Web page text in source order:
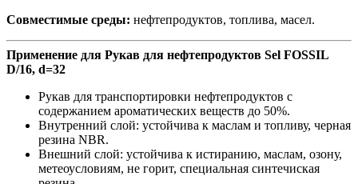
Совместимые среды: нефтепродуктов, топлива, масел.
Применение для Рукав для нефтепродуктов Sel FOSSIL
D/16, d=32
Рукав для транспортировки нефтепродуктов с
содержанием ароматических веществ до 50%.
Внутренний слой: устойчива к маслам и топливу, черная
резина NBR.
Внешний слой: устойчива к истиранию, маслам, озону,
метеоусловиям, не горит, специальная синтечиская